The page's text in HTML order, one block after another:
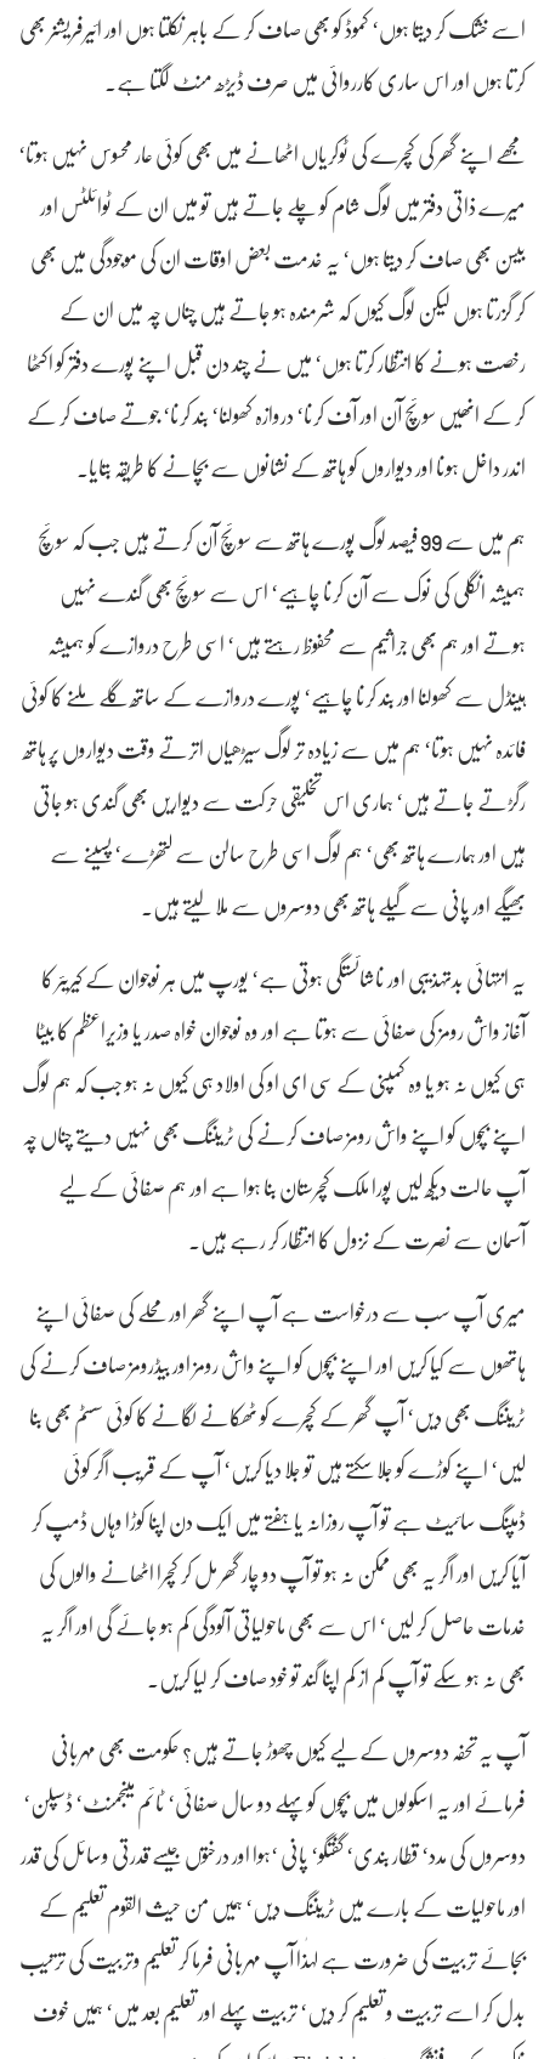
اسے خشک کر دیتا ہوں‘ کموڈ کو بھی صاف کر کے باہر نکلتا ہوں اور ائیرفریشنر بھی
کرتا ہوں اور اس ساری کارروائی میں صرف ڈیڑھ منٹ لگتا ہے۔
مجھے اپنے گھر کی کچرے کی ٹوکریاں اٹھانے میں بھی کوئی عار محسوس نہیں ہوتا‘
میرے ذاتی دفتر میں لوگ شام کو چلے جاتے ہیں تو میں ان کے ٹوائلٹس اور
بیسن بھی صاف کر دیتا ہوں‘ یہ خدمت بعض اوقات ان کی موجودگی میں بھی
کر گزرتا ہوں لیکن لوگ کیوں کہ شرمندہ ہو جاتے ہیں چناں چہ میں ان کے
رخصت ہونے کا انتظار کرتا ہوں‘ میں نے چند دن قبل اپنے پورے دفتر کو اکٹھا
کر کے انھیں سوئچ آن اور آف کرنا‘ دروازہ کھولنا‘ بند کرنا‘ جوتے صاف کر کے
اندر داخل ہونا اور دیواروں کو ہاتھ کے نشانوں سے بچانے کا طریقہ بتایا۔
ہم میں سے 99 فیصد لوگ پورے ہاتھ سے سوئچ آن کرتے ہیں جب کہ سوئچ
ہمیشہ انگلی کی نوک سے آن کرنا چاہیے‘ اس سے سوئچ بھی گندے نہیں
ہوتے اور ہم بھی جراثیم سے محفوظ رہتے ہیں‘ اسی طرح دروازے کو ہمیشہ
ہینڈل سے کھولنا اور بند کرنا چاہیے‘ پورے دروازے کے ساتھ گلے ملنے کا کوئی
فائدہ نہیں ہوتا‘ ہم میں سے زیادہ تر لوگ سیڑھیاں اترتے وقت دیواروں پر ہاتھ
رگڑتے جاتے ہیں‘ ہماری اس تخلیقی حرکت سے دیواریں بھی گندی ہو جاتی
ہیں اور ہمارے ہاتھ بھی‘ ہم لوگ اسی طرح سالن سے لتھڑے‘ پسینے سے
بھیگے اور پانی سے گیلے ہاتھ بھی دوسروں سے ملا لیتے ہیں۔
یہ انتہائی بدتہذیبی اور ناشائستگی ہوتی ہے‘ یورپ میں ہر نوجوان کے کیریئر کا
آغاز واش رومز کی صفائی سے ہوتا ہے اور وہ نوجوان خواہ صدر یا وزیراعظم کا بیٹا
ہی کیوں نہ ہو یا وہ کمپنی کے سی ای او کی اولاد ہی کیوں نہ ہو جب کہ ہم لوگ
اپنے بچوں کو اپنے واش رومز صاف کرنے کی ٹریننگ بھی نہیں دیتے چناں چہ
آپ حالت دیکھ لیں پورا ملک کچرستان بنا ہوا ہے اور ہم صفائی کے لیے
آسمان سے نصرت کے نزول کا انتظار کر رہے ہیں۔
میری آپ سب سے درخواست ہے آپ اپنے گھر اور محلے کی صفائی اپنے
ہاتھوں سے کیا کریں اور اپنے بچوں کو اپنے واش رومز اور بیڈرومز صاف کرنے کی
ٹریننگ بھی دیں‘ آپ گھر کے کچرے کو ٹھکانے لگانے کا کوئی سسٹم بھی بنا
لیں‘ اپنے کوڑے کو جلا سکتے ہیں تو جلا دیا کریں‘ آپ کے قریب اگر کوئی
ڈمپنگ سائیٹ ہے تو آپ روزانہ یا ہفتے میں ایک دن اپنا کوڑا وہاں ڈمپ کر
آیا کریں اور اگر یہ بھی ممکن نہ ہو تو آپ دو چار گھر مل کر کچرا اٹھانے والوں کی
خدمات حاصل کر لیں‘ اس سے بھی ماحولیاتی آلودگی کم ہو جائے گی اور اگر یہ
بھی نہ ہو سکے تو آپ کم از کم اپنا گند تو خود صاف کر لیا کریں۔
آپ یہ تحفہ دوسروں کے لیے کیوں چھوڑ جاتے ہیں؟ حکومت بھی مہربانی
فرمائے اور یہ اسکولوں میں بچوں کو پہلے دو سال صفائی‘ ٹائم مینجمنٹ‘ ڈسپلن‘
دوسروں کی مدد‘ قطار بندی‘ گفتگو‘ پانی ‘ہوا اور درختوں جیسے قدرتی وسائل کی قدر
اور ماحولیات کے بارے میں ٹریننگ دیں‘ ہمیں من حیث القوم تعلیم کے
بجائے تربیت کی ضرورت ہے لہٰذا آپ مہربانی فرما کر تعلیم وتربیت کی ترتیب
بدل کر اسے تربیت و تعلیم کر دیں‘ تربیت پہلے اور تعلیم بعد میں‘ ہمیں خوف